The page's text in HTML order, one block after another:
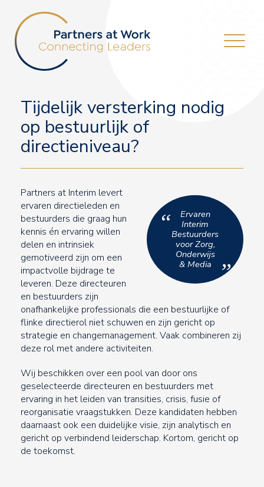
Tijdelijk versterking nodig
op bestuurlijk of
directieniveau?
“
Ervaren
Interim
Bestuurders
voor Zorg,
Onderwijs
& Media
”
Partners at Interim levert
ervaren directieleden en
bestuurders die graag hun
kennis én ervaring willen
delen en intrinsiek
gemotiveerd zijn om een
impactvolle bijdrage te
leveren. Deze directeuren
en bestuurders zijn
onafhankelijke professionals die een bestuurlijke of
flinke directierol niet schuwen en zijn gericht op
strategie en changemanagement. Vaak combineren zij
deze rol met andere activiteiten.
Wij beschikken over een pool van door ons
geselecteerde directeuren en bestuurders met
ervaring in het leiden van transities, crisis, fusie of
reorganisatie vraagstukken. Deze kandidaten hebben
daarnaast ook een duidelijke visie, zijn analytisch en
gericht op verbindend leiderschap. Kortom, gericht op
de toekomst.